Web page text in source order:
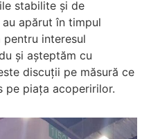
stabilite și de
apărut în timpul
pentru interesul
și așteptăm cu
discuții pe măsură ce
pe piața acoperirilor.